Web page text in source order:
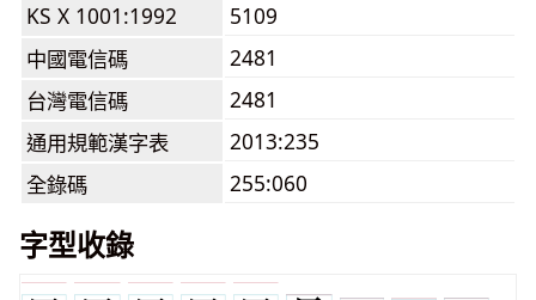
KS X 1001:1992
5109
中國電信碼
2481
台灣電信碼
2481
通用規範漢字表
2013:235
全錄碼
255:060
字型收錄